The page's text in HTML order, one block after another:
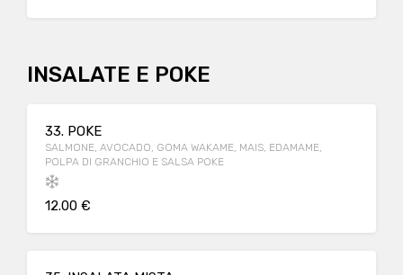
INSALATE E POKE
33. POKE
SALMONE, AVOCADO, GOMA WAKAME, MAIS, EDAMAME,
POLPA DI GRANCHIO E SALSA POKE
12.00 €